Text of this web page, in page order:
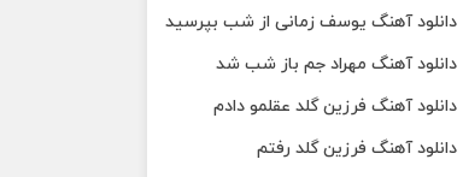
دانلود آهنگ یوسف زمانی از شب بپرسید
دانلود آهنگ مهراد جم باز شب شد
دانلود آهنگ فرزین گلد عقلمو دادم
دانلود آهنگ فرزین گلد رفتم